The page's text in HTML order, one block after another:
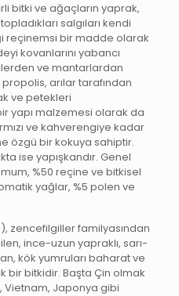
bitki ve ağaçların yaprak,
salgıları kendi
reçinemsi bir madde olarak
kovanlarını yabancı
ve mantarlardan
arılar tarafından
ve petekleri
yapı malzemesi olarak da
ve kahverengiye kadar
özgü bir kokuya sahiptir.
ise yapışkandır. Genel
%50 reçine ve bitkisel
yağlar, %5 polen ve
zencefilgiller familyasından
ince-uzun yapraklı, sarı-
kök yumruları baharat ve
bir bitkidir. Başta Çin olmak
Vietnam, Japonya gibi